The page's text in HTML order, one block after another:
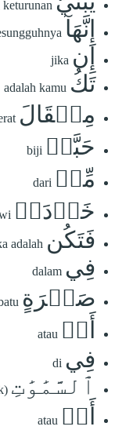
keturunan
إِنَّهَآ
إِن jika
تَكُ adalah kamu
مِثۡقَالَ
حَبَّةٖ biji
مِّنۡ dari
خَرۡدَلٖ
فَتَكُن adalah
فِي dalam
صَخۡرَةٍ
أَوۡ atau
فِي di
ٱلسَّمَٰوَٰتِ
أَوۡ atau